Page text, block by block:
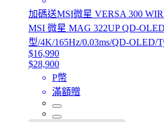
加碼送MSI微星 VERSA 300
MSI 微星 MAG 322UP QD-
型/4K/165Hz/0.03ms/QD-OLED/
$16,990
$28,900
P幣
滿額贈